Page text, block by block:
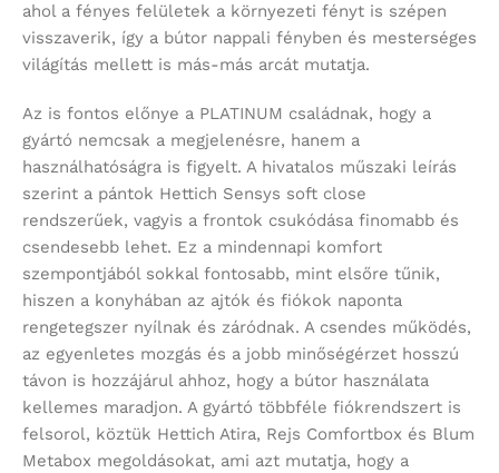
ahol a fényes felületek a környezeti fényt is szépen
visszaverik, így a bútor nappali fényben és mesterséges
világítás mellett is más-más arcát mutatja.
Az is fontos előnye a PLATINUM családnak, hogy a
gyártó nemcsak a megjelenésre, hanem a
használhatóságra is figyelt. A hivatalos műszaki leírás
szerint a pántok Hettich Sensys soft close
rendszerűek, vagyis a frontok csukódása finomabb és
csendesebb lehet. Ez a mindennapi komfort
szempontjából sokkal fontosabb, mint elsőre tűnik,
hiszen a konyhában az ajtók és fiókok naponta
rengetegszer nyílnak és záródnak. A csendes működés,
az egyenletes mozgás és a jobb minőségérzet hosszú
távon is hozzájárul ahhoz, hogy a bútor használata
kellemes maradjon. A gyártó többféle fiókrendszert is
felsorol, köztük Hettich Atira, Rejs Comfortbox és Blum
Metabox megoldásokat, ami azt mutatja, hogy a